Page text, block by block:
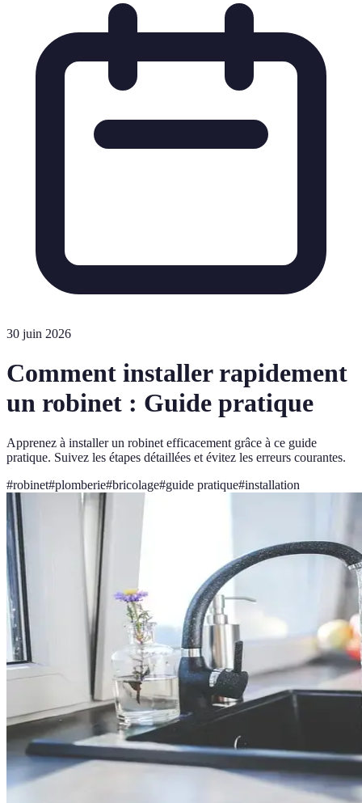
30 juin 2026
Comment installer rapidement
un robinet : Guide pratique
Apprenez à installer un robinet efficacement grâce à ce guide
pratique. Suivez les étapes détaillées et évitez les erreurs courantes.
#robinet#plomberie#bricolage#guide pratique#installation